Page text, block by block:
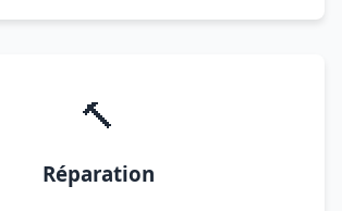
🔨
Réparation